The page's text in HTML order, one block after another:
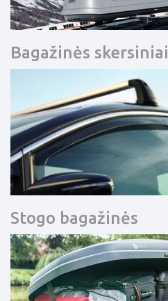
Bagažinės skersiniai
Stogo bagažinės